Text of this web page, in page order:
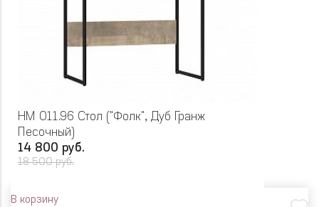
НМ 011.96 Стол ("Фолк", Дуб Гранж
Песочный)
14 800 руб.
18 500 руб.
В корзину